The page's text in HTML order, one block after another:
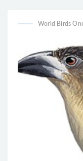
World Birds